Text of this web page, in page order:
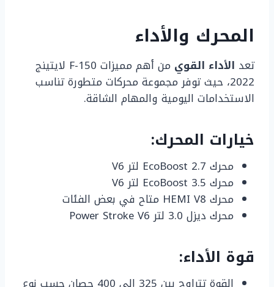
المحرك والأداء
تعد الأداء القوي
من أهم مميزات F-150 لايتينج
2022، حيث توفر مجموعة محركات متطورة تناسب
الاستخدامات اليومية والمهام الشاقة.
خيارات المحرك:
محرك EcoBoost 2.7 لتر V6
محرك EcoBoost 3.5 لتر V6
محرك HEMI V8 متاح في بعض الفئات
محرك ديزل 3.0 لتر Power Stroke V6
قوة الأداء: